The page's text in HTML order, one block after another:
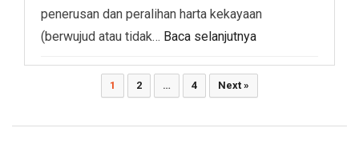
penerusan dan peralihan harta kekayaan
(berwujud atau tidak… Baca selanjutnya
1 2 … 4 Next »